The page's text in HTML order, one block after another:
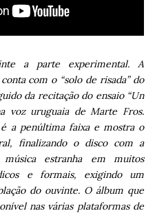
a parte experimental. A
com o “solo de risada” do
da recitação do ensaio “Un
voz uruguaia de Marte Fros.
é a penúltima faixa e mostra o
finalizando o disco com a
estranha em muitos
e formais, exigindo um
do ouvinte. O álbum que
nas várias plataformas de